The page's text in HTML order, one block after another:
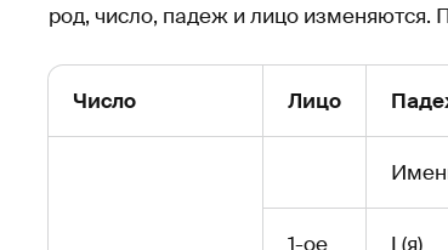
род, число, падеж и лицо изменяются.
Число Лицо
1-ое I (я)